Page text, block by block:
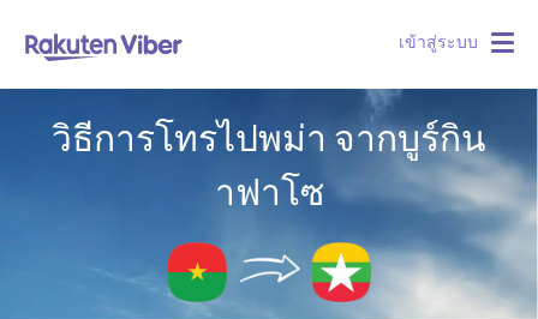
เข้าสู่ระบบ
วิธีการโทรไปพม่า จากบูร์กิน
าฟาโซ